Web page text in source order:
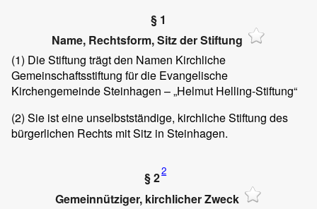
§ 1
Name, Rechtsform, Sitz der Stiftung
(1) Die Stiftung trägt den Namen Kirchliche
Gemeinschaftsstiftung für die Evangelische
Kirchengemeinde Steinhagen – „Helmut Helling-Stiftung“
(2) Sie ist eine unselbstständige, kirchliche Stiftung des
bürgerlichen Rechts mit Sitz in Steinhagen.
§ 22
Gemeinnütziger, kirchlicher Zweck